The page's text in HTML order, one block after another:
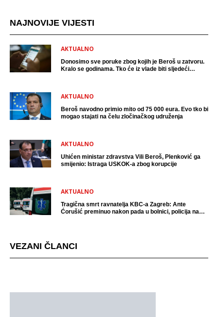
NAJNOVIJE VIJESTI
AKTUALNO
Donosimo sve poruke zbog kojih je Beroš u zatvoru.
Kralo se godinama. Tko će iz vlade biti sljedeći
AKTUALNO
Beroš navodno primio mito od 75 000 eura. Evo tko bi
mogao stajati na čelu zločinačkog udruženja
AKTUALNO
Uhićen ministar zdravstva Vili Beroš, Plenković ga
smijenio: Istraga USKOK-a zbog korupcije
AKTUALNO
Tragična smrt ravnatelja KBC-a Zagreb: Ante
Ćorušić preminuo nakon pada u bolnici, policija na
VEZANI ČLANCI